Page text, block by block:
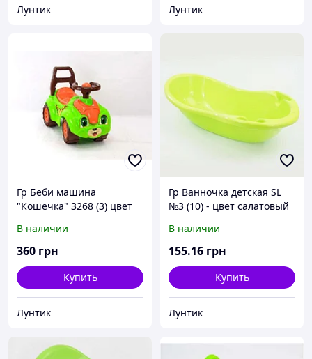
Лунтик Лунтик
Гр Беби машина
"Кошечка" 3268 (3) цвет
ШТ/ "ТЕХНОК"
В наличии
360 грн
Купить
Лунтик
Гр Ванночка детская SL
№3 (10) - цвет салатовый
В наличии
155.16 грн
Купить
Лунтик